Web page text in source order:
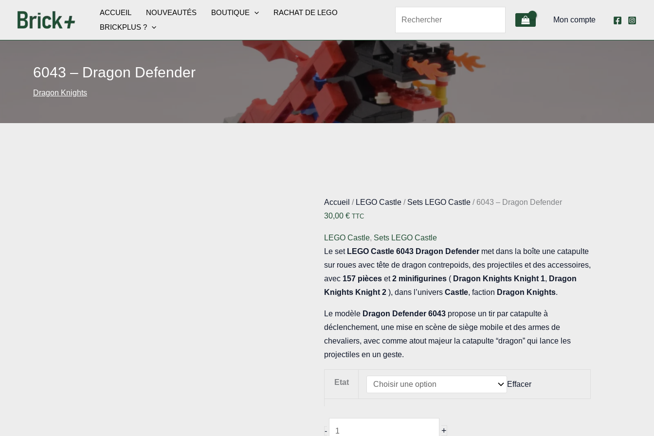
ACCUEIL NOUVEAUTÉS BOUTIQUE
RACHAT DE LEGO
BRICKPLUS ?
Mon compte
6043 – Dragon Defender
Dragon Knights
Accueil / LEGO Castle / Sets LEGO Castle / 6043 – Dragon Defender
30,00€ TTC
LEGO Castle, Sets LEGO Castle
Le set LEGO Castle 6043 Dragon Defender met dans la boîte une catapulte
sur roues avec tête de dragon contrepoids, des projectiles et des accessoires,
avec 157 pièces et2 minifigurines ( Dragon Knights Knight 1, Dragon
Knights Knight 2 ), dans l’universCastle, faction Dragon Knights.
Le modèle Dragon Defender 6043 propose un tir par catapulte à
déclenchement, une mise en scène de siège mobile et des armes de
chevaliers, avec comme atout majeur la catapulte “dragon” qui lance les
projectiles en un geste.
Etat Effacer
- +